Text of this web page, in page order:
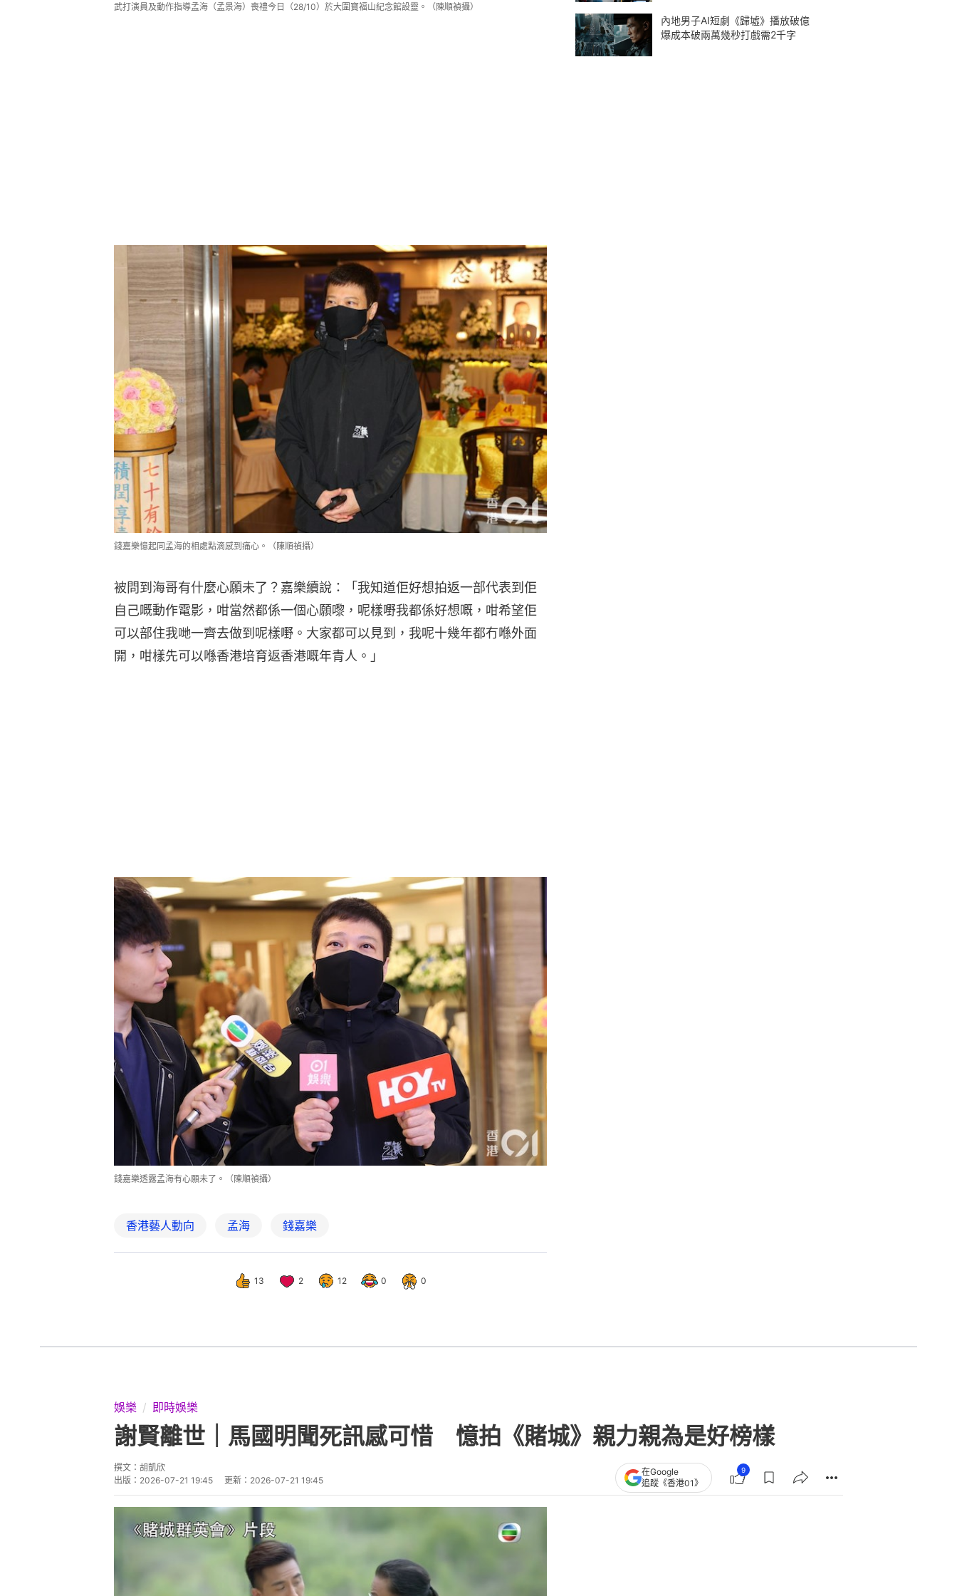
武打演員及動作指導孟海（孟景海）喪禮今日（28/10）於大圍寶福山紀念館設靈。（陳順禎攝）
錢嘉樂憶起同孟海的相處點滴感到痛心。（陳順禎攝）
被問到海哥有什麼心願未了？嘉樂續說：「我知道佢好想拍返一部代表到佢
自己嘅動作電影，咁當然都係一個心願嚟，呢樣嘢我都係好想嘅，咁希望佢
可以部住我哋一齊去做到呢樣嘢。大家都可以見到，我呢十幾年都冇喺外面
開，咁樣先可以喺香港培育返香港嘅年青人。」
錢嘉樂透露孟海有心願未了。（陳順禎攝）
香港藝人動向 孟海 錢嘉樂
13 2 12 0 0
內地男子AI短劇《歸墟》播放破億
爆成本破兩萬幾秒打戲需2千字
娛樂 即時娛樂
謝賢離世｜馬國明聞死訊感可惜 憶拍《賭城》親力親為是好榜樣
撰文： 胡凱欣
出版： 2026-07-21 19:45 更新： 2026-07-21 19:45
在Google
追蹤《香港01》
9